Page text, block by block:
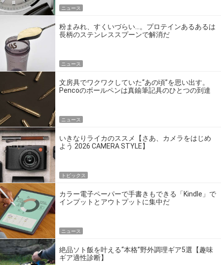
ニュース
粉まみれ、すくいづらい…。プロテインあるあるは
長柄のステンレススプーンで解消だ
ニュース
文房具でワクワクしていた“あの頃”を思い出す。
Pencoのボールペンは真鍮筆記具のひとつの到達
ニュース
いきなりライカのススメ【さあ、カメラをはじめ
よう 2026 CAMERA STYLE】
トピックス
カラー電子ペーパーで手書きもできる「Kindle」で
インプットとアウトプットに集中だ
ニュース
絶品ソト飯を叶える“本格”野外調理ギア5選【趣味
ギア適性診断】